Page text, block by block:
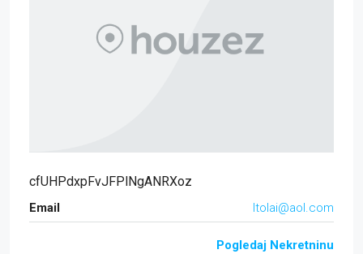
cfUHPdxpFvJFPlNgANRXoz
Email ltolai@aol.com
Pogledaj Nekretninu